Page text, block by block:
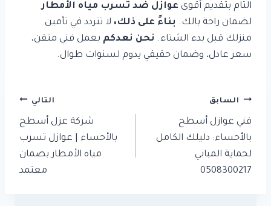
التام بتقديم أقوى عوازل ضد تسرب مياه الأمطار
لضمان راحة بالك. بناءً على ذلك، لا تتردد في تأمين
منزلك قبل بدء الشتاء. نحن نعدكم بعمل فني متقن،
سعر عادل، وضمان حقيقي يدوم لسنوات طوال.
تصفّح
المقالات
السابق
فني عوازل أسطح
بالأحساء: دليلك الكامل
لحماية المباني
0508300217
التالي
شركة عزل أسطح
بالأحساء | عوازل تسرب
مياه الأمطار بضمان
معتمد